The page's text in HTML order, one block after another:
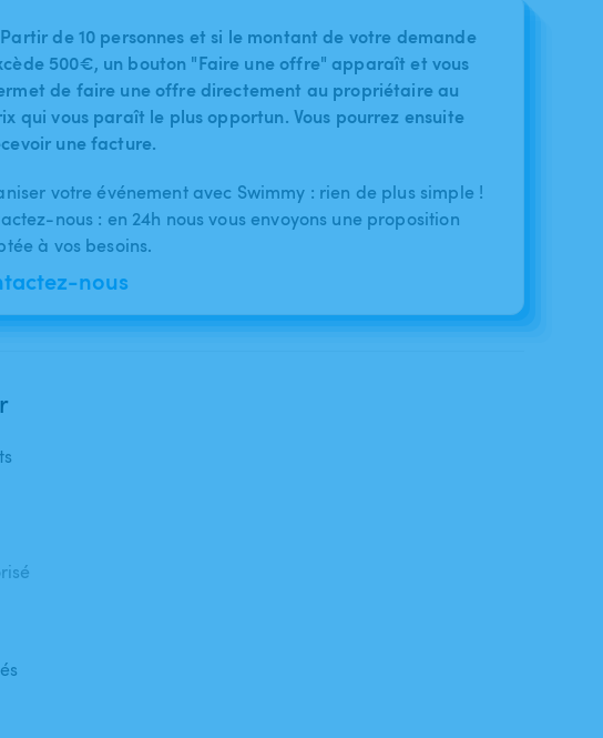
de 10 personnes et si le montant de votre demande
500€, un bouton "Faire une offre" apparaît et vous
de faire une offre directement au propriétaire au
qui vous paraît le plus opportun. Vous pourrez ensuite
une facture.
votre événement avec Swimmy : rien de plus simple !
nous : en 24h nous vous envoyons une proposition
à vos besoins.
nous